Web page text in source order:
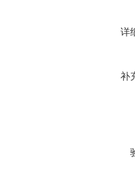
详
补